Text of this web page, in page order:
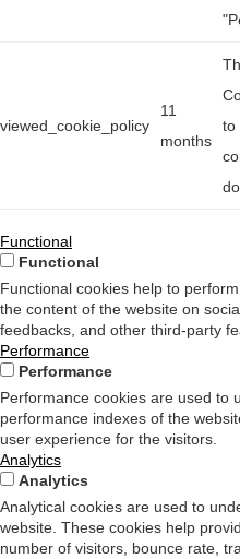
viewed_cookie_policy
11
months
to
Functional
Functional
Functional cookies help to
the content of the website on
feedbacks, and other third-party
Performance
Performance
Performance cookies are used to
performance indexes of the
user experience for the visitors.
Analytics
Analytics
Analytical cookies are used to
website. These cookies help
number of visitors, bounce rate,